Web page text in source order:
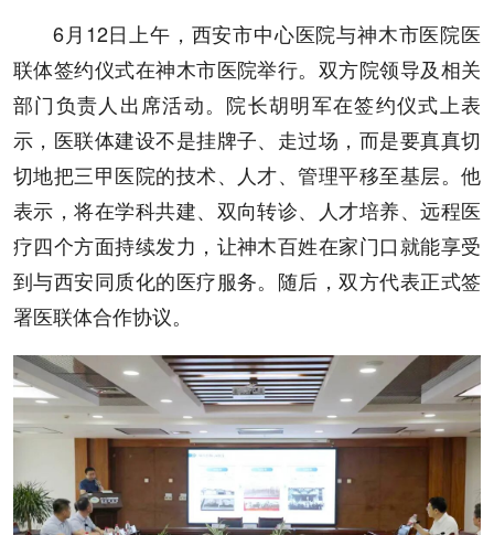
6月12日上午，西安市中心医院与神木市医院医
联体签约仪式在神木市医院举行。双方院领导及相关
部门负责人出席活动。院长胡明军在签约仪式上表
示，医联体建设不是挂牌子、走过场，而是要真真切
切地把三甲医院的技术、人才、管理平移至基层。他
表示，将在学科共建、双向转诊、人才培养、远程医
疗四个方面持续发力，让神木百姓在家门口就能享受
到与西安同质化的医疗服务。随后，双方代表正式签
署医联体合作协议。